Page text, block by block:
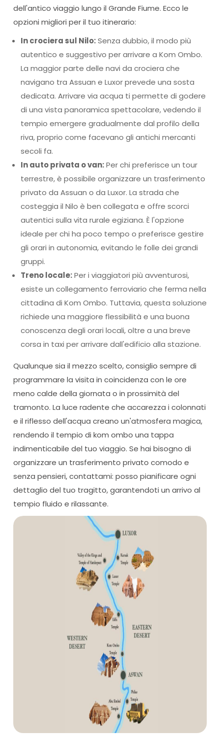
dell'antico viaggio lungo il Grande Fiume. Ecco le
opzioni migliori per il tuo itinerario:
In crociera sul Nilo:Senza dubbio, il modo più
autentico e suggestivo per arrivare a Kom Ombo.
La maggior parte delle navi da crociera che
navigano tra Assuan e Luxor prevede una sosta
dedicata. Arrivare via acqua ti permette di godere
di una vista panoramica spettacolare, vedendo il
tempio emergere gradualmente dal profilo della
riva, proprio come facevano gli antichi mercanti
secoli fa.
In auto privata o van:Per chi preferisce un tour
terrestre, è possibile organizzare un trasferimento
privato da Assuan o da Luxor. La strada che
costeggia il Nilo è ben collegata e offre scorci
autentici sulla vita rurale egiziana. È l'opzione
ideale per chi ha poco tempo o preferisce gestire
gli orari in autonomia, evitando le folle dei grandi
gruppi.
Treno locale:Per i viaggiatori più avventurosi,
esiste un collegamento ferroviario che ferma nella
cittadina di Kom Ombo. Tuttavia, questa soluzione
richiede una maggiore flessibilità e una buona
conoscenza degli orari locali, oltre a una breve
corsa in taxi per arrivare dall'edificio alla stazione.
Qualunque sia il mezzo scelto, consiglio sempre di
programmare la visita in coincidenza con le ore
meno calde della giornata o in prossimità del
tramonto. La luce radente che accarezza i colonnati
e il riflesso dell'acqua creano un'atmosfera magica,
rendendo il tempio di kom ombo una tappa
indimenticabile del tuo viaggio. Se hai bisogno di
organizzare un trasferimento privato comodo e
senza pensieri, contattami: posso pianificare ogni
dettaglio del tuo tragitto, garantendoti un arrivo al
tempio fluido e rilassante.